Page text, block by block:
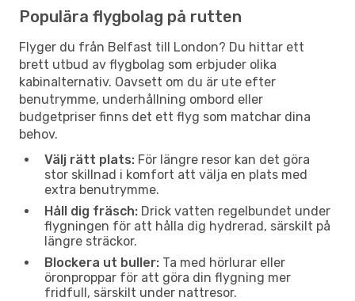
Populära flygbolag på rutten
Flyger du från Belfast till London? Du hittar ett
brett utbud av flygbolag som erbjuder olika
kabinalternativ. Oavsett om du är ute efter
benutrymme, underhållning ombord eller
budgetpriser finns det ett flyg som matchar dina
behov.
Välj rätt plats: För längre resor kan det göra
stor skillnad i komfort att välja en plats med
extra benutrymme.
Håll dig fräsch: Drick vatten regelbundet under
flygningen för att hålla dig hydrerad, särskilt på
längre sträckor.
Blockera ut buller: Ta med hörlurar eller
öronproppar för att göra din flygning mer
fridfull, särskilt under nattresor.